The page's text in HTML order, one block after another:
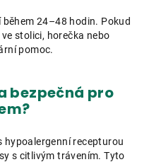
24–48 hodin. Pokud
stolici, horečka nebo
pomoc.
bezpečná pro
hypoalergenní recepturou
s citlivým trávením. Tyto